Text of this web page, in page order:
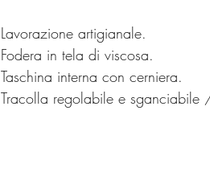
Lavorazione artigianale.
Fodera in tela di viscosa.
Taschina interna con cerniera.
Tracolla regolabile e